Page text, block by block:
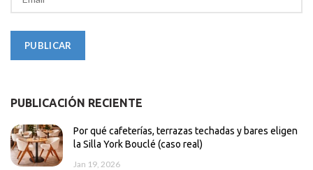
PUBLICACIÓN RECIENTE
Por qué cafeterías, terrazas techadas y bares eligen
la Silla York Bouclé (caso real)
Jan 19, 2026